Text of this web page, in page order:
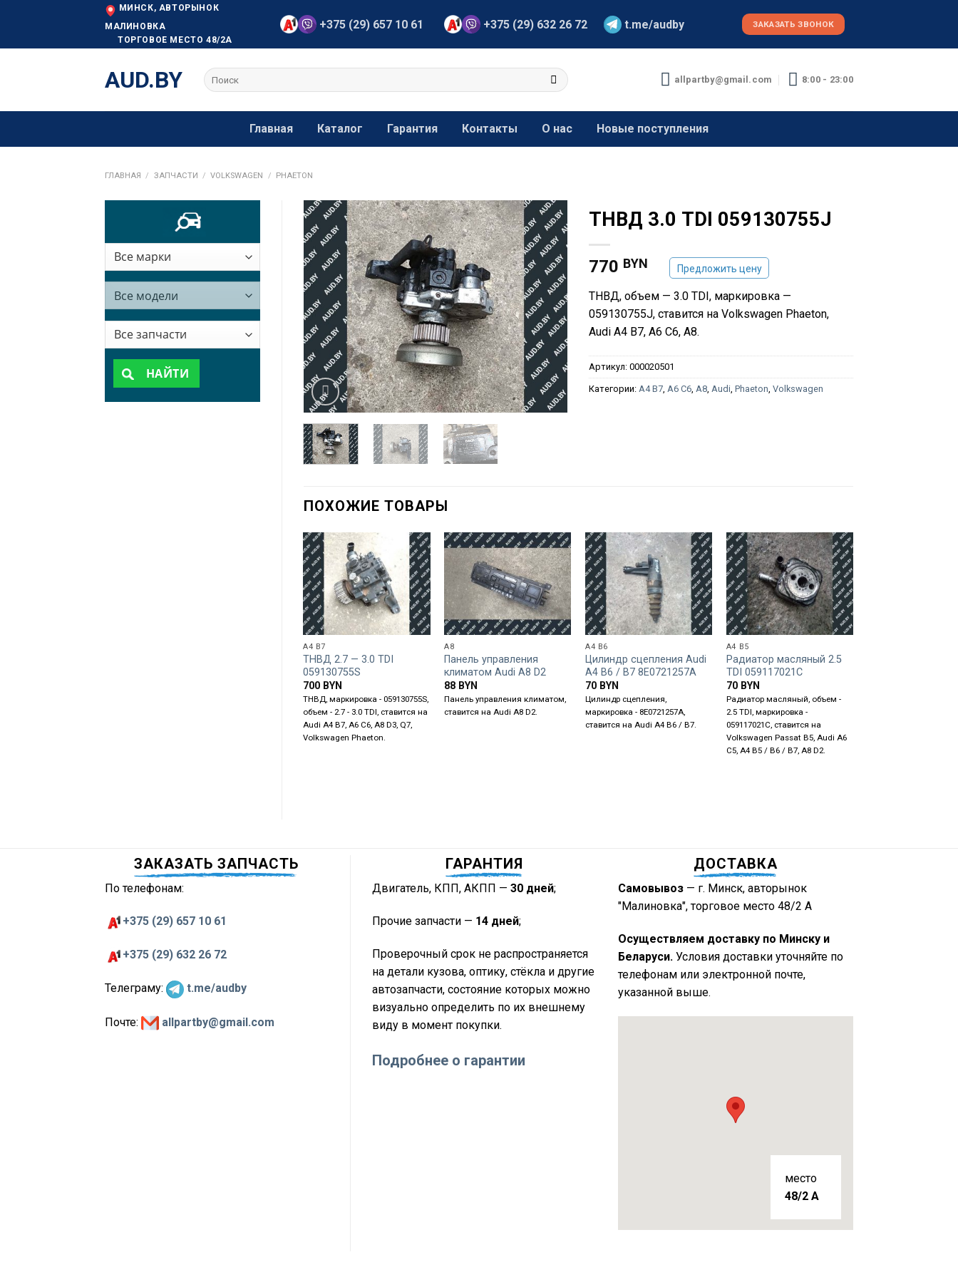
МИНСК, АВТОРЫНОК
МАЛИНОВКА
ТОРГОВОЕ МЕСТО 48/2А
+375 (29) 657 10 61 +375 (29) 632 26 72 t.me/audby ЗАКАЗАТЬ ЗВОНОК
AUD.BY Искать: allpartby@gmail.com 8:00 - 23:00
Главная Каталог Гарантия Контакты О нас Новые поступления
ГЛАВНАЯ / ЗАПЧАСТИ / VOLKSWAGEN / PHAETON
НАЙТИ
ТНВД 3.0 TDI 059130755J
770 BYN Предложить цену
ТНВД, объем — 3.0 TDI, маркировка —
059130755J, ставится на Volkswagen Phaeton,
Audi A4 B7, A6 C6, A8.
Артикул:000020501
Категории: A4 B7 A6 C6 A8 Audi ,Phaeton ,Volkswagen
ПОХОЖИЕ ТОВАРЫ
A4 B7
ТНВД 2.7 — 3.0 TDI
059130755S
700 BYN
ТНВД, маркировка - 059130755S,
объем - 2.7 - 3.0 TDI, ставится на
Audi A4 B7, A6 C6, A8 D3, Q7,
Volkswagen Phaeton.
A8
Панель управления
климатом Audi A8 D2
88 BYN
Панель управления климатом,
ставится на Audi A8 D2.
A4 B6
Цилиндр сцепления Audi
A4 B6 / B7 8E0721257A
70 BYN
Цилиндр сцепления,
маркировка - 8E0721257A,
ставится на Audi A4 B6 / B7.
A4 B5
Радиатор масляный 2.5
TDI 059117021C
70 BYN
Радиатор масляный, объем -
2.5 TDI, маркировка -
059117021C, ставится на
Volkswagen Passat B5, Audi A6
C5, A4 B5 / B6 / B7, A8 D2.
ЗАКАЗАТЬ ЗАПЧАСТЬ
По телефонам:
+375 (29) 657 10 61
+375 (29) 632 26 72
Телеграму: t.me/audby
Почте: allpartby@gmail.com
ГАРАНТИЯ
Двигатель, КПП, АКПП — 30 дней;
Прочие запчасти — 14 дней;
Проверочный срок не распространяется
на детали кузова, оптику, стёкла и другие
автозапчасти, состояние которых можно
визуально определить по их внешнему
виду в момент покупки.
Подробнее о гарантии
ДОСТАВКА
Самовывоз— г. Минск, авторынок
"Малиновка", торговое место 48/2 А
Осуществляем доставку по Минску и
Беларуси.Условия доставки уточняйте по
телефонам или электронной почте,
указанной выше.
место
48/2 A